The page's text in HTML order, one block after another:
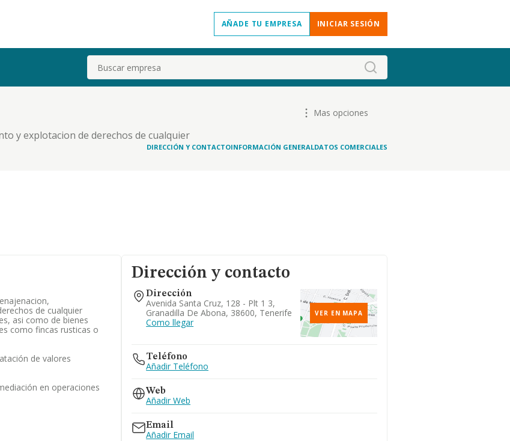
AÑADE TU EMPRESA INICIAR SESIÓN
Buscar
y explotacion de derechos de cualquier
y tambien inmuebles tales como
Mas opciones
DIRECCIÓN Y CONTACTOINFORMACIÓN GENERALDATOS COMERCIALES
de cualquier
asi como de bienes
como fincas rusticas o
de valores
en operaciones
Dirección y contacto
Dirección
Avenida Santa Cruz, 128 - Plt 1 3,
Granadilla De Abona, 38600, Tenerife
Como llegar
VER EN MAPA
Teléfono
Añadir Teléfono
Web
Añadir Web
Email
Añadir Email